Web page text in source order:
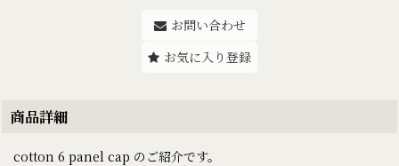
お問い合わせ
お気に入り登録
商品詳細
cotton 6 panel cap のご紹介です。